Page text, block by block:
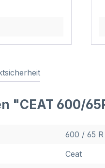
600/
600 / 65 R
Ceat